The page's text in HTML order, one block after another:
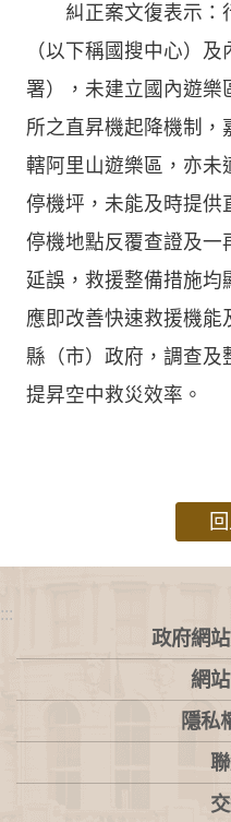
糾正案文復表示：
（以下稱國搜中心）
署），未建立國內遊樂
所之直昇機起降機制，
轄阿里山遊樂區，亦未
停機坪，未能及時提供
停機地點反覆查證及一
延誤，救援整備措施均
應即改善快速救援機能
縣（市）政府，調查及
提昇空中救災效率。
:::
政府網
網
隱私